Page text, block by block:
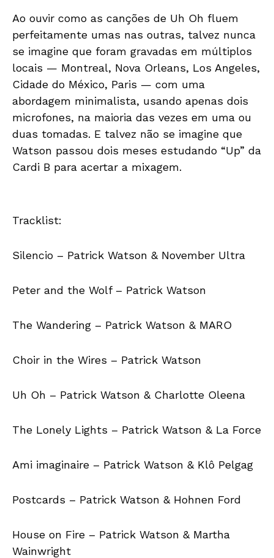
Ao ouvir como as canções de Uh Oh fluem
perfeitamente umas nas outras, talvez nunca
se imagine que foram gravadas em múltiplos
locais — Montreal, Nova Orleans, Los Angeles,
Cidade do México, Paris — com uma
abordagem minimalista, usando apenas dois
microfones, na maioria das vezes em uma ou
duas tomadas. E talvez não se imagine que
Watson passou dois meses estudando “Up” da
Cardi B para acertar a mixagem.
Tracklist:
Silencio – Patrick Watson & November Ultra
Peter and the Wolf – Patrick Watson
The Wandering – Patrick Watson & MARO
Choir in the Wires – Patrick Watson
Uh Oh – Patrick Watson & Charlotte Oleena
The Lonely Lights – Patrick Watson & La Force
Ami imaginaire – Patrick Watson & Klô Pelgag
Postcards – Patrick Watson & Hohnen Ford
House on Fire – Patrick Watson & Martha
Wainwright